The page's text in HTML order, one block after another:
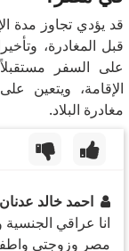
قد يؤدي تجاوز مدة
قبل المغادرة،
على السفر
الإقامة، ويتعين
مغادرة البلاد.
احمد خالد عدنان
انا عراقي
مصر وزوجتي